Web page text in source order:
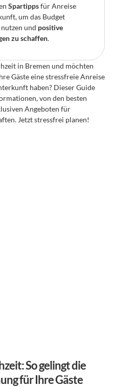
Spartipps für Anreise
um das Budget
und positive
zu schaffen.
in Bremen und möchten
Gäste eine stressfreie Anreise
haben? Dieser Guide
von den besten
Angeboten für
Jetzt stressfrei planen!
So gelingt die
für Ihre Gäste